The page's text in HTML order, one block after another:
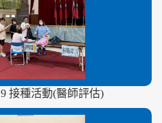
接種活動(醫師評估)